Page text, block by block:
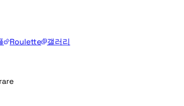
Roulette
갤러리